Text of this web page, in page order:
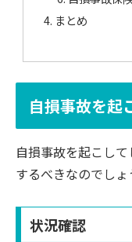
まとめ
自損事故を起
自損事故を起こし
するべきなのでしょ
状況確認